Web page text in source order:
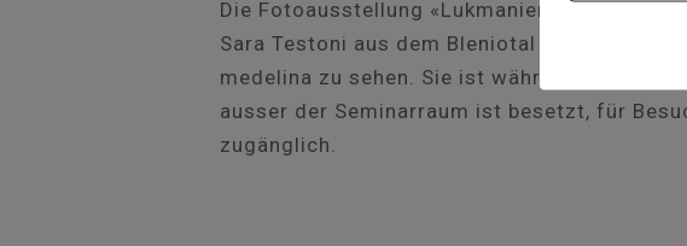
Die Fotoausstellung «Lukmanier – Jenseits
Sara Testoni aus dem Bleniotal ist noch bis
medelina zu sehen. Sie ist während der
ausser der Seminarraum ist besetzt, für
zugänglich.